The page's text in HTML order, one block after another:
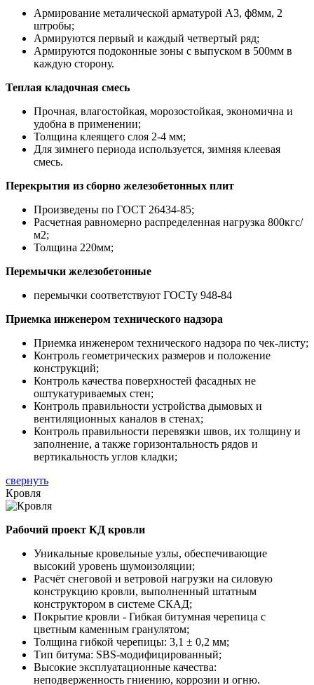
Армирование металической арматурой А3, ф8мм, 2
штробы;
Армируются первый и каждый четвертый ряд;
Армируются подоконные зоны с выпуском в 500мм в
каждую сторону.
Теплая кладочная смесь
Прочная, влагостойкая, морозостойкая, экономична и
удобна в применении;
Толщина клеящего слоя 2-4 мм;
Для зимнего периода используется, зимняя клеевая
смесь.
Перекрытия из сборно железобетонных плит
Произведены по ГОСТ 26434-85;
Расчетная равномерно распределенная нагрузка 800кгс/
м2;
Толщина 220мм;
Перемычки железобетонные
перемычки соответствуют ГОСТу 948-84
Приемка инженером технического надзора
Приемка инженером технического надзора по чек-листу;
Контроль геометрических размеров и положение
конструкций;
Контроль качества поверхностей фасадных не
оштукатуриваемых стен;
Контроль правильности устройства дымовых и
вентиляционных каналов в стенах;
Контроль правильности перевязки швов, их толщину и
заполнение, а также горизонтальность рядов и
вертикальность углов кладки;
свернуть
Кровля
Рабочий проект КД кровли
Уникальные кровельные узлы, обеспечивающие
высокий уровень шумоизоляции;
Расчёт снеговой и ветровой нагрузки на силовую
конструкцию кровли, выполненный штатным
конструктором в системе СКАД;
Покрытие кровли - Гибкая битумная черепица с
цветным каменным гранулятом;
Толщина гибкой черепицы: 3,1 ± 0,2 мм;
Тип битума: SBS-модифицированный;
Высокие эксплуатационные качества:
неподверженность гниению, коррозии и огню.